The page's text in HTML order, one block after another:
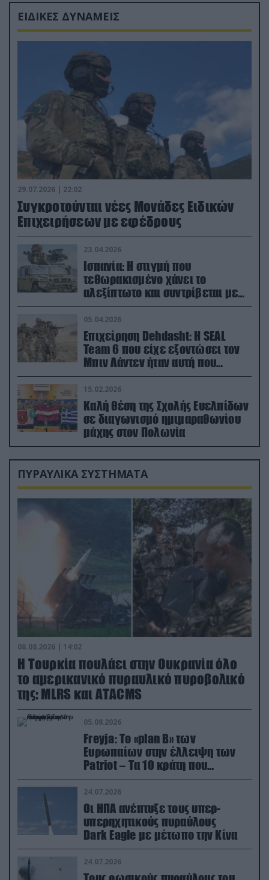
ΕΙΔΙΚΕΣ ΔΥΝΑΜΕΙΣ
29.07.2026 | 22:02
Συγκροτούνται νέες Μονάδες Ειδικών
Επιχειρήσεων με εφέδρους
23.04.2026
Ισπανία: Η στιγμή που
τεθωρακισμένο χάνει το
αλεξίπτωτο και συντρίβεται με
ορμή στο έδαφος (βίντεο)
05.04.2026
Επιχείρηση Dehdasht: Η SEAL
Team 6 που είχε εξοντώσει τον
Μπιν Λάντεν ήταν αυτή που
διέσωσε τον πιλότο του F-15
15.02.2026
Καλή θέση της Σχολής Ευελπίδων
σε διαγωνισμό ημιμαραθωνίου
μάχης στον Πολωνία
ΠΥΡΑΥΛΙΚΑ ΣΥΣΤΗΜΑΤΑ
08.08.2026 | 14:02
Η Τουρκία πουλάει στην Ουκρανία όλο
το αμερικανικό πυραυλικό πυροβολικό
της: MLRS και ΑΤΑCMS
05.08.2026
Freyja: Το «plan Β» των
Ευρωπαίων στην έλλειψη των
Patriot – Τα 10 κράτη που
συμμετέχουν στο δίκτυο
συνεργασίας
24.07.2026
Οι ΗΠΑ ανέπτυξε τους υπερ-
υπερηχητικούς πυραύλους
Dark Eagle με μέτωπο την Κίνα
24.07.2026